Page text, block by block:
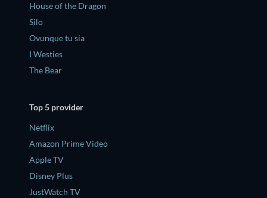
House of the Dragon
Silo
Ovunque tu sia
I Westies
The Bear
Top 5 provider
Netflix
Amazon Prime Video
Apple TV
Disney Plus
JustWatch TV